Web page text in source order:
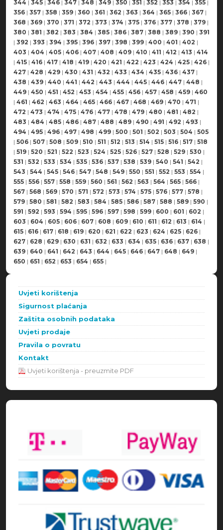
344 | 345 | 346 | 347 | 348 | 349 | 350 | 351 | 352 | 353 | 354 | 355 |
356 | 357 | 358 | 359 | 360 | 361 | 362 | 363 | 364 | 365 | 366 | 367 |
368 | 369 | 370 | 371 | 372 | 373 | 374 | 375 | 376 | 377 | 378 | 379 |
380 | 381 | 382 | 383 | 384 | 385 | 386 | 387 | 388 | 389 | 390 | 391
| 392 | 393 | 394 | 395 | 396 | 397 | 398 | 399 | 400 | 401 | 402 |
403 | 404 | 405 | 406 | 407 | 408 | 409 | 410 | 411 | 412 | 413 | 414
| 415 | 416 | 417 | 418 | 419 | 420 | 421 | 422 | 423 | 424 | 425 | 426 |
427 | 428 | 429 | 430 | 431 | 432 | 433 | 434 | 435 | 436 | 437 |
438 | 439 | 440 | 441 | 442 | 443 | 444 | 445 | 446 | 447 | 448 |
449 | 450 | 451 | 452 | 453 | 454 | 455 | 456 | 457 | 458 | 459 | 460
| 461 | 462 | 463 | 464 | 465 | 466 | 467 | 468 | 469 | 470 | 471 |
472 | 473 | 474 | 475 | 476 | 477 | 478 | 479 | 480 | 481 | 482 |
483 | 484 | 485 | 486 | 487 | 488 | 489 | 490 | 491 | 492 | 493 |
494 | 495 | 496 | 497 | 498 | 499 | 500 | 501 | 502 | 503 | 504 | 505
| 506 | 507 | 508 | 509 | 510 | 511 | 512 | 513 | 514 | 515 | 516 | 517 | 518
| 519 | 520 | 521 | 522 | 523 | 524 | 525 | 526 | 527 | 528 | 529 | 530 |
531 | 532 | 533 | 534 | 535 | 536 | 537 | 538 | 539 | 540 | 541 | 542 |
543 | 544 | 545 | 546 | 547 | 548 | 549 | 550 | 551 | 552 | 553 | 554 |
555 | 556 | 557 | 558 | 559 | 560 | 561 | 562 | 563 | 564 | 565 | 566 |
567 | 568 | 569 | 570 | 571 | 572 | 573 | 574 | 575 | 576 | 577 | 578 |
579 | 580 | 581 | 582 | 583 | 584 | 585 | 586 | 587 | 588 | 589 | 590 |
591 | 592 | 593 | 594 | 595 | 596 | 597 | 598 | 599 | 600 | 601 | 602 |
603 | 604 | 605 | 606 | 607 | 608 | 609 | 610 | 611 | 612 | 613 | 614 |
615 | 616 | 617 | 618 | 619 | 620 | 621 | 622 | 623 | 624 | 625 | 626 |
627 | 628 | 629 | 630 | 631 | 632 | 633 | 634 | 635 | 636 | 637 | 638 |
639 | 640 | 641 | 642 | 643 | 644 | 645 | 646 | 647 | 648 | 649 |
650 | 651 | 652 | 653 | 654 | 655 |
Uvjeti korištenja
Sigurnost plaćanja
Zaštita osobnih podataka
Uvjeti prodaje
Pravila o povratu
Kontakt
Uvjeti korištenja - preuzmite PDF